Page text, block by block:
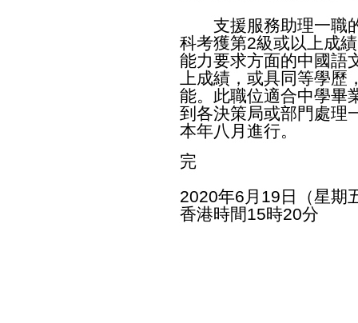
支援服務助理一職的
科考獲第2級或以上成
能力要求方面的中國語
上成績，或具同等學
能。此職位適合中學畢
到各決策局或部門處理
本年八月進行。
完
2020年6月19日（星期
香港時間15時20分